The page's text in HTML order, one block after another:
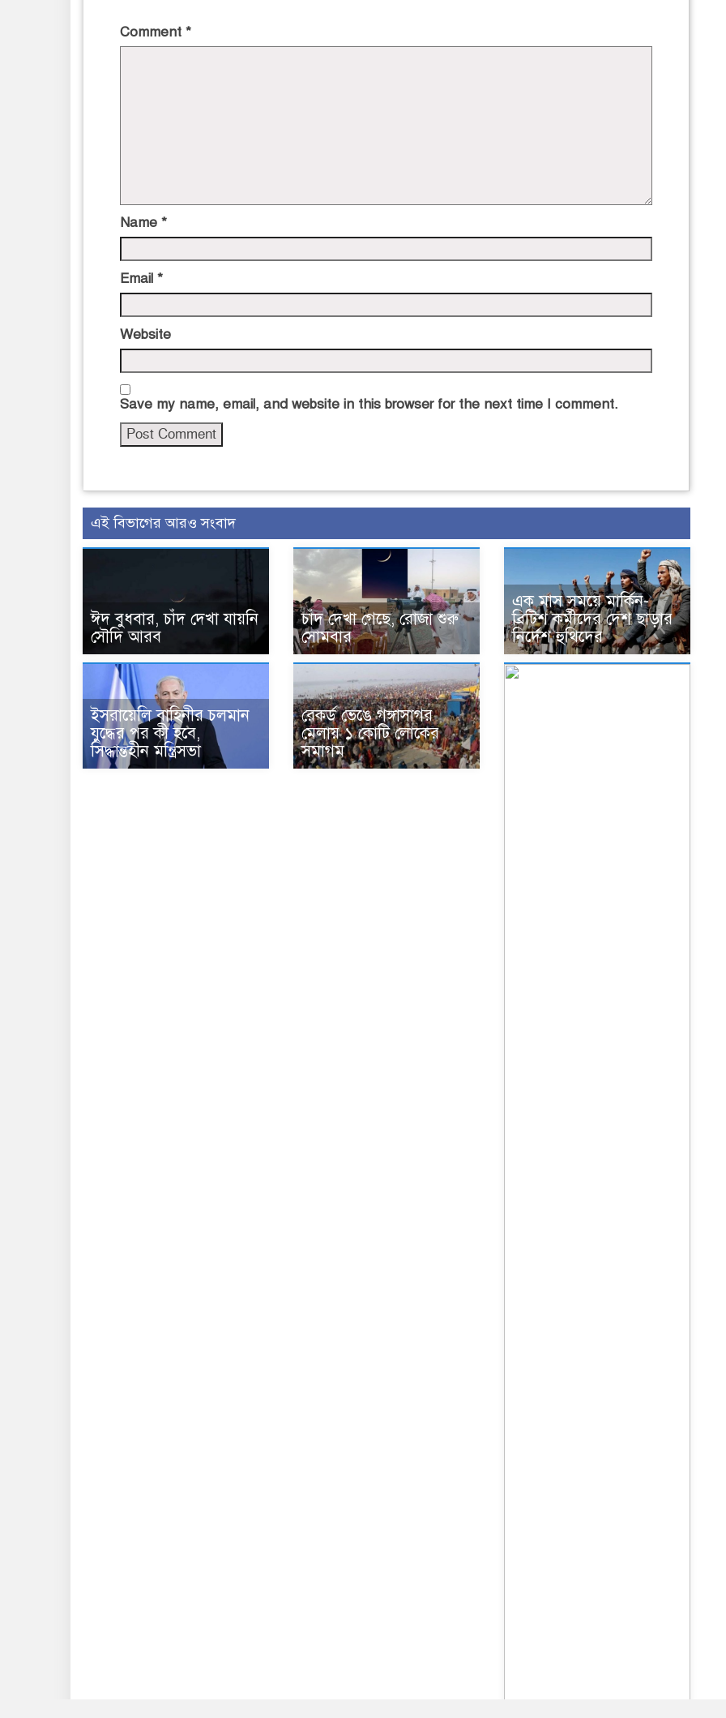
Comment *
Name *
Email *
Website
Save my name, email, and website in this browser for the next time I comment.
এই বিভাগের আরও সংবাদ
ঈদ বুধবার, চাঁদ দেখা যায়নি
সৌদি আরব
চাঁদ দেখা গেছে, রোজা শুরু
সোমবার
এক মাস সময়ে মার্কিন-
ব্রিটিশ কর্মীদের দেশ ছাড়ার
নির্দেশ হুথিদের
ইসরায়েলি বাহিনীর চলমান
যুদ্ধের পর কী হবে,
সিদ্ধান্তহীন মন্ত্রিসভা
রেকর্ড ভেঙে গঙ্গাসাগর
মেলায় ১ কোটি লোকের
সমাগম